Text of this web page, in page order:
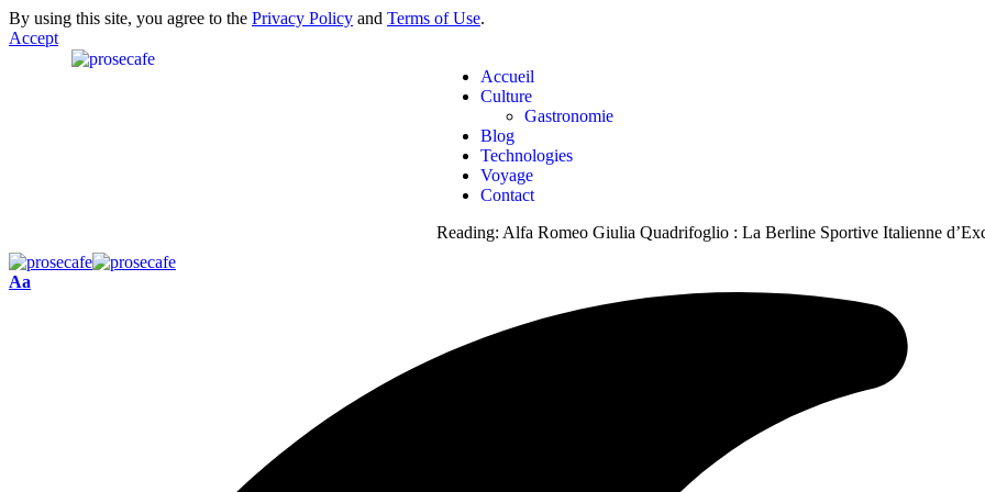
By using this site, you agree to the Privacy Policy and Terms of Use.
Accept
Accueil
Culture
Gastronomie
Blog
Technologies
Voyage
Contact
Reading: Alfa Romeo Giulia Quadrifoglio : La Berline Sportive Italienne
Aa